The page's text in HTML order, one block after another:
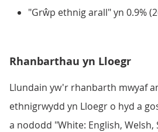
"Grŵp ethnig arall" yn 0.9%
Rhanbarthau yn Lloegr
Llundain yw'r rhanbarth mwyaf
ethnigrwydd yn Lloegr o hyd a
a nododd "White: English,